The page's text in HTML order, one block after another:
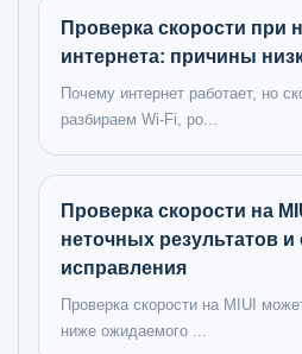
Проверка скорости при
интернета: причины
Почему интернет работает, но
разбираем Wi-Fi, ро...
Проверка скорости на
неточных результатов
исправления
Проверка скорости на MIUI
ниже ожидаемого ...